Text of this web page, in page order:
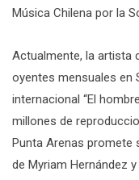
Música Chilena por la
Actualmente, la artista
oyentes mensuales en
internacional “El
millones de
Punta Arenas promete
de Myriam Hernández